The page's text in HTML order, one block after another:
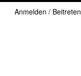
Anmelden / Beitreten